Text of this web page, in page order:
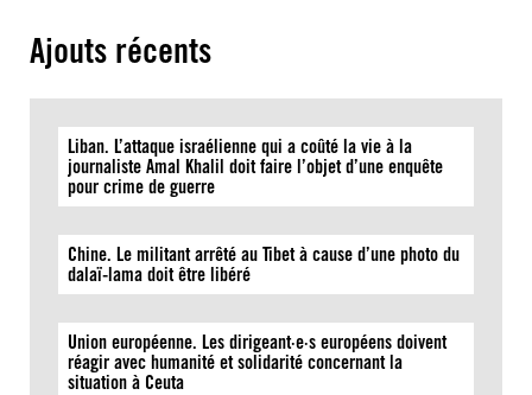
Ajouts récents
Liban. L’attaque israélienne qui a coûté la vie à la
journaliste Amal Khalil doit faire l’objet d’une enquête
pour crime de guerre
Chine. Le militant arrêté au Tibet à cause d’une photo du
dalaï-lama doit être libéré
Union européenne. Les dirigeant·e·s européens doivent
réagir avec humanité et solidarité concernant la
situation à Ceuta